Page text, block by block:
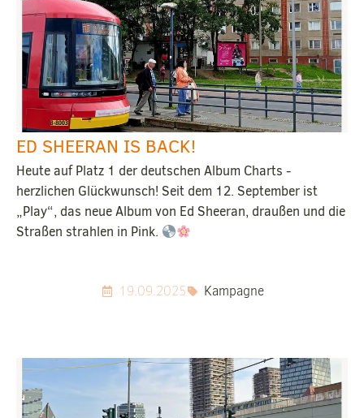
ED SHEERAN IS BACK!
Heute auf Platz 1 der deutschen Album Charts -
herzlichen Glückwunsch! Seit dem 12. September ist
„Play“, das neue Album von Ed Sheeran, draußen und die
Straßen strahlen in Pink.
19.09.2025 Kampagne